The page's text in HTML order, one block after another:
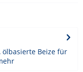
ölbasierte Beize für